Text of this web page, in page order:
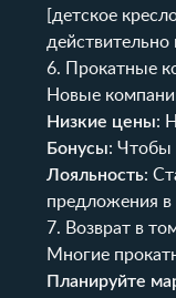
[детское
6. Прокатные
Новые
Низкие цены:
Бонусы: Чтобы
Лояльность:
предложения
7. Возврат в
Многие
Планируйте